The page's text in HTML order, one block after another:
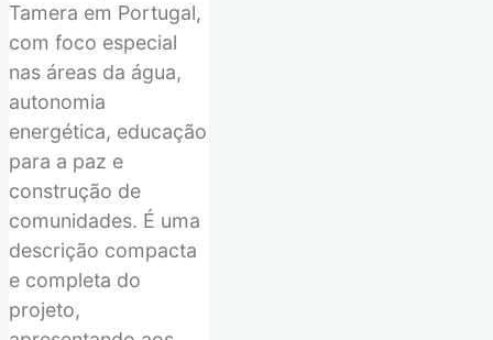
Tamera em Portugal,
com foco especial
nas áreas da água,
autonomia
energética, educação
para a paz e
construção de
comunidades. É uma
descrição compacta
e completa do
projeto,